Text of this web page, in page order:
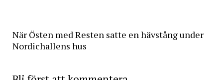
När Östen med Resten satte en hävstång under
Nordichallens hus